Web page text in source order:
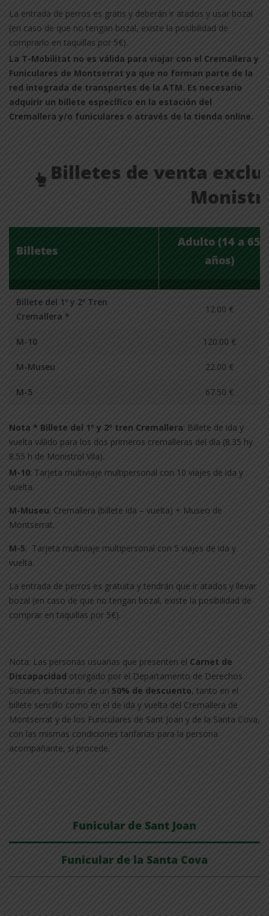
La entrada de perros es gratis y deberán ir atados y usar bozal
(en caso de que no tengan bozal, existe la posibilidad de
comprarlo en taquillas por 5€).
La T-Mobilitat no es válida para viajar con el Cremallera y
Funiculares de Montserrat ya que no forman parte de la
red integrada de transportes de la ATM. Es necesario
adquirir un billete específico en la estación del
Cremallera y/o funiculares o através de la tienda online.
Billetes de venta
Billetes
Adulto (14 a 65
años)
Billete del 1º y 2º Tren
Cremallera *
12.00 €
M-10 120.00 €
M-Museu 22.00 €
M-5 67.50 €
Nota * Billete del 1º y 2º tren Cremallera: Billete de ida y
vuelta válido para los dos primeros cremalleras del día (8.35 hy
8.55 h de Monistrol Vila).
M-10: Tarjeta multiviaje multipersonal con 10 viajes de ida y
vuelta.
M-Museu: Cremallera (billete ida – vuelta) + Museo de
Montserrat.
M-5: Tarjeta multiviaje multipersonal con 5 viajes de ida y
vuelta.
La entrada de perros es gratuita y tendrán que ir atados y llevar
bozal (en caso de que no tengan bozal, existe la posibilidad de
comprar en taquillas por 5€).
Nota: Las personas usuarias que presenten el Carnet de
Discapacidad otorgado por el Departamento de Derechos
Sociales disfrutarán de un 50% de descuento, tanto en el
billete sencillo como en el de ida y vuelta del Cremallera de
Montserrat y de los Funiculares de Sant Joan y de la Santa Cova,
con las mismas condiciones tarifarias para la persona
acompañante, si procede.
Funicular de Sant Joan
Funicular de la Santa Cova